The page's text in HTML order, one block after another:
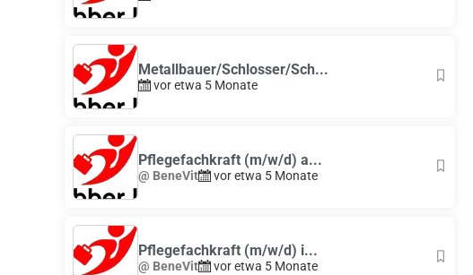
Metallbauer/Schlosser/Sch...
vor etwa 5 Monate
Pflegefachkraft (m/w/d) a...
@ BeneVit vor etwa 5 Monate
Pflegefachkraft (m/w/d) i...
@ BeneVit vor etwa 5 Monate